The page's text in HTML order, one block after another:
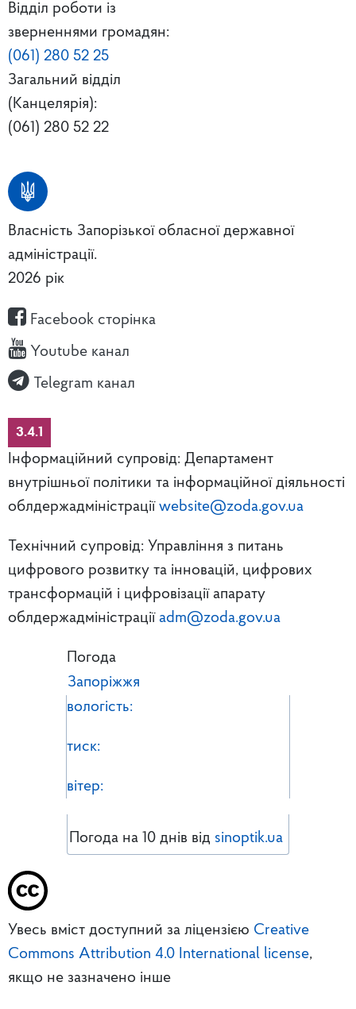
Відділ роботи із
зверненнями громадян:
(061) 280 52 25
Загальний відділ
(Канцелярія):
(061) 280 52 22
Власність Запорізької обласної державної
адміністрації.
2026 рік
Facebook сторінка
Youtube канал
Telegram канал
3.4.1
Інформаційний супровід: Департамент
внутрішньої політики та інформаційної діяльності
облдержадміністрації website@zoda.gov.ua
Технічний супровід: Управління з питань
цифрового розвитку та інновацій, цифрових
трансформацій і цифровізації апарату
облдержадміністрації adm@zoda.gov.ua
Погода
Запоріжжя
вологість:
тиск:
вітер:
Погода на 10 днів від sinoptik.ua
Увесь вміст доступний за ліцензією Creative
Commons Attribution 4.0 International license,
якщо не зазначено інше